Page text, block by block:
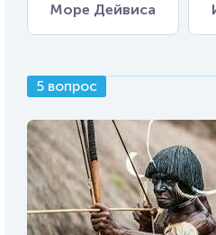
Море Дейвиса
5 вопрос